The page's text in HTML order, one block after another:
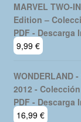
MARVEL TWO-
Edition –
PDF - Descarga
9,99 €
WONDERLAND
2012 -
PDF - Descarga
16,99 €